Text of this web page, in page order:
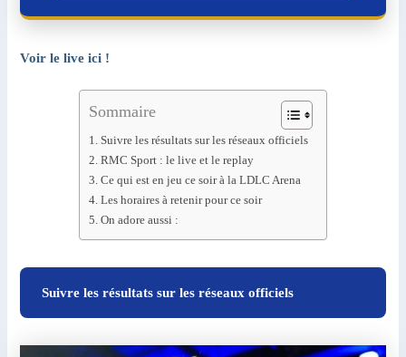
Voir le live ici !
Sommaire
Suivre les résultats sur les réseaux officiels
RMC Sport : le live et le replay
Ce qui est en jeu ce soir à la LDLC Arena
Les horaires à retenir pour ce soir
On adore aussi :
Suivre les résultats sur les réseaux officiels